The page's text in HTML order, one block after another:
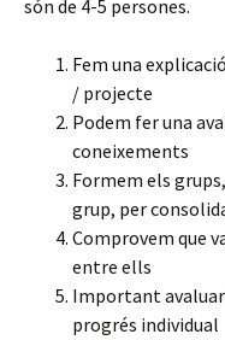
són de 4-5 persones.
Fem una
/ projecte
Podem fer una
coneixements
Formem els
grup, per
Comprovem que
entre ells
Important
progrés individual